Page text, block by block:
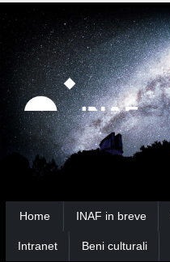
Strumenti
personali
Salta
contenuti.
|
Salta
alla
navigazione
Ricerca
avanzata…
Home INAF in breve
Intranet Beni culturali